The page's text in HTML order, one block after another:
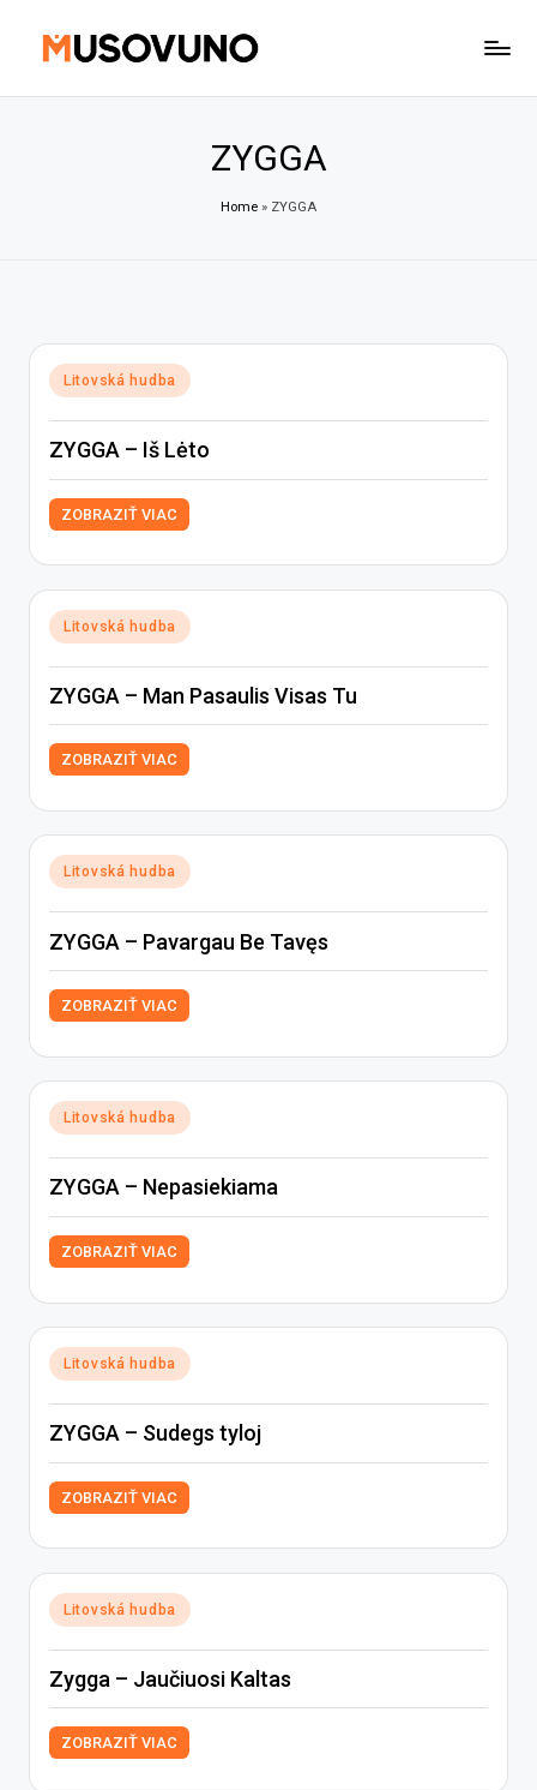
ZYGGA
Home » ZYGGA
Posted
in
Litovská hudba
ZYGGA – Iš Lėto
ZOBRAZIŤ VIAC
Posted
in
Litovská hudba
ZYGGA – Man Pasaulis Visas Tu
ZOBRAZIŤ VIAC
Posted
in
Litovská hudba
ZYGGA – Pavargau Be Tavęs
ZOBRAZIŤ VIAC
Posted
in
Litovská hudba
ZYGGA – Nepasiekiama
ZOBRAZIŤ VIAC
Posted
in
Litovská hudba
ZYGGA – Sudegs tyloj
ZOBRAZIŤ VIAC
Posted
in
Litovská hudba
Zygga – Jaučiuosi Kaltas
ZOBRAZIŤ VIAC